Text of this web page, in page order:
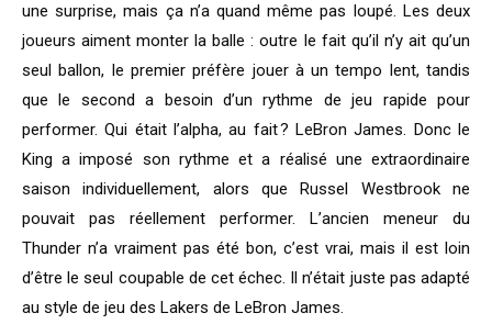
une surprise, mais ça n’a quand même pas loupé. Les deux
joueurs aiment monter la balle : outre le fait qu’il n’y ait qu’un
seul ballon, le premier préfère jouer à un tempo lent, tandis
que le second a besoin d’un rythme de jeu rapide pour
performer. Qui était l’alpha, au fait ? LeBron James. Donc le
King a imposé son rythme et a réalisé une extraordinaire
saison individuellement, alors que Russel Westbrook ne
pouvait pas réellement performer. L’ancien meneur du
Thunder n’a vraiment pas été bon, c’est vrai, mais il est loin
d’être le seul coupable de cet échec. Il n’était juste pas adapté
au style de jeu des Lakers de LeBron James.